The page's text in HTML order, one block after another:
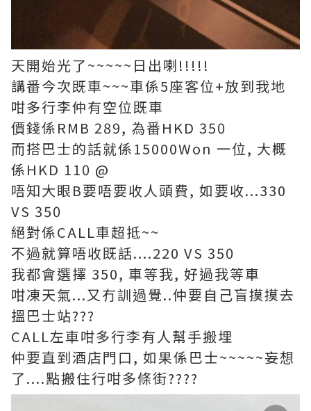
天開始光了~~~~~日出喇!!!!!
講番今次既車~~~車係5座客位+放到我地
咁多行李仲有空位既車
價錢係RMB 289, 為番HKD 350
而搭巴士的話就係15000Won 一位, 大概
係HKD 110 @
唔知大眼B要唔要收人頭費, 如要收...330
VS 350
絕對係CALL車超抵~~
不過就算唔收既話....220 VS 350
我都會選擇 350, 車等我, 好過我等車
咁凍天氣...又冇訓過覺..仲要自己盲摸摸去
搵巴士站???
CALL左車咁多行李有人幫手搬埋
仲要直到酒店門口, 如果係巴士~~~~~妄想
了....點搬住行咁多條街????